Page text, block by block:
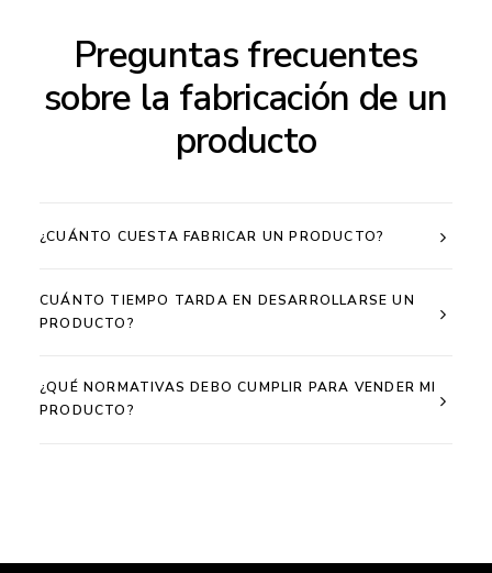
Preguntas frecuentes
sobre la fabricación de un
producto
¿CUÁNTO CUESTA FABRICAR UN PRODUCTO?
CUÁNTO TIEMPO TARDA EN DESARROLLARSE UN
PRODUCTO?
¿QUÉ NORMATIVAS DEBO CUMPLIR PARA VENDER MI
PRODUCTO?